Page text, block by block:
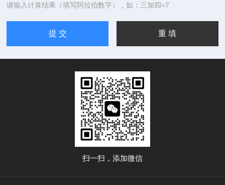
请输入计算结果（填写阿拉伯数字），如：三加四=7
扫一扫，添加微信